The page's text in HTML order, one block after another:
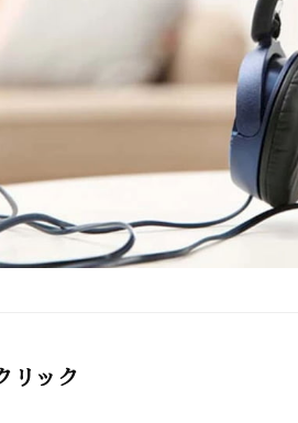
リック